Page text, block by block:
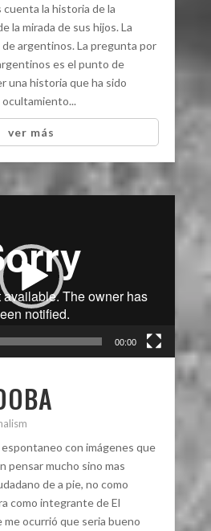
la historia de la
la mirada de sus hijos. La
argentinos. La pregunta por
es el punto de
una historia que ha sido
ver más
00:00
con imágenes que
pensar mucho sino mas
de a pie, no como
como integrante de El
ocurrió que seria bueno